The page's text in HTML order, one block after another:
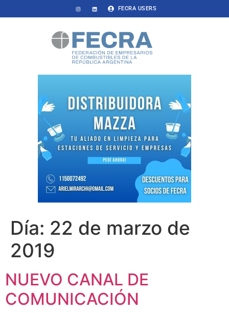
FECRA USERS
Día: 22 de marzo de
2019
NUEVO CANAL DE
COMUNICACIÓN